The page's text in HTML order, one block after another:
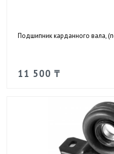
Подшипник карданного вала,
11 500 ₸